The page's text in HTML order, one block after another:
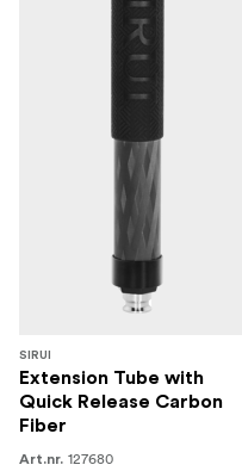
SIRUI
Extension Tube with
Quick Release Carbon
Fiber
Art.nr. 127680